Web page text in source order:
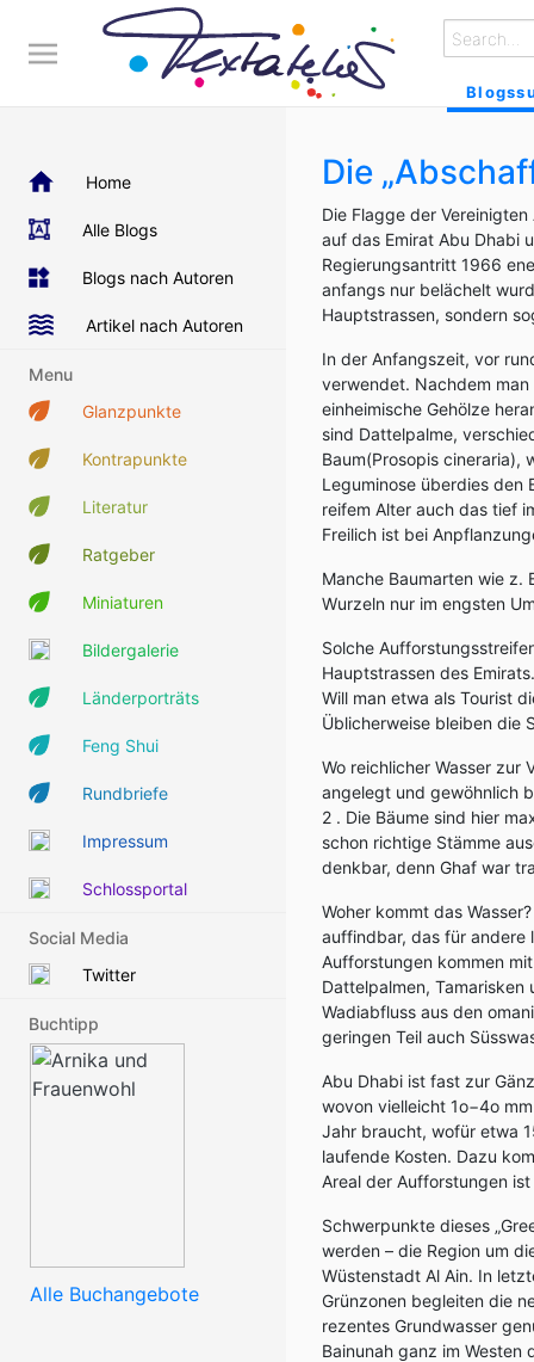
Home
Alle Blogs
Blogs nach Autoren
Artikel nach Autoren
Menu
Glanzpunkte
Kontrapunkte
Literatur
Ratgeber
Miniaturen
Bildergalerie
Länderporträts
Feng Shui
Rundbriefe
Impressum
Schlossportal
Social Media
Twitter
Buchtipp
Alle Buchangebote
Die
Die Flagge der
auf das Emirat Abu Dhabi
Regierungsantritt 1966
anfangs nur belächelt
Hauptstrassen, sondern
In der Anfangszeit, vor
verwendet. Nachdem
einheimische Gehölze
sind Dattelpalme,
Baum(Prosopis cineraria),
Leguminose überdies den
reifem Alter auch das tief
Freilich ist bei
Manche Baumarten wie z.
Wurzeln nur im engsten
Solche
Hauptstrassen des
Will man etwa als Tourist
Üblicherweise bleiben die
Wo reichlicher Wasser zur
angelegt und gewöhnlich
2 . Die Bäume sind hier
schon richtige Stämme
denkbar, denn Ghaf war
Woher kommt das
auffindbar, das für andere
Aufforstungen kommen
Dattelpalmen,
Wadiabfluss aus den
geringen Teil auch
Abu Dhabi ist fast zur
wovon vielleicht 1o−4o
Jahr braucht, wofür etwa
laufende Kosten. Dazu
Areal der Aufforstungen
Schwerpunkte dieses
werden – die Region um
Wüstenstadt Al Ain. In
Grünzonen begleiten die
rezentes Grundwasser
Bainunah ganz im Westen